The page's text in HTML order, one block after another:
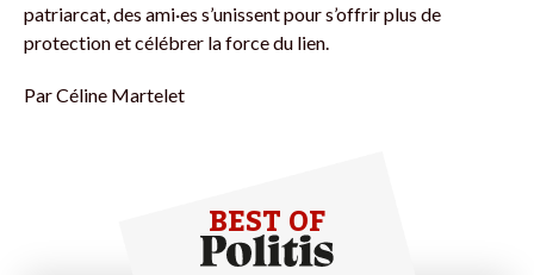
patriarcat, des ami·es s’unissent pour s’offrir plus de
protection et célébrer la force du lien.
ParCéline Martelet
BEST OF